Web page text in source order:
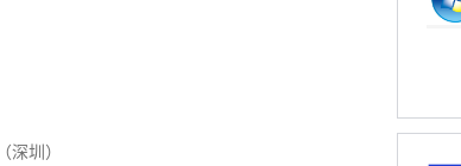
深圳）